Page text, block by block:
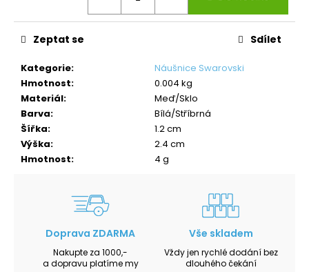
Kategorie:
Náušnice Swarovski
Hmotnost:
0.004 kg
Materiál:
Meď/Sklo
Barva:
Bílá/Stříbrná
Šířka:
1.2 cm
Výška:
2.4 cm
Hmotnost: 4 g
Zeptat se Sdílet
Doprava ZDARMA
Nakupte za 1000,-
a dopravu platíme my
Vše skladem
Vždy jen rychlé dodání bez
dlouhého čekání